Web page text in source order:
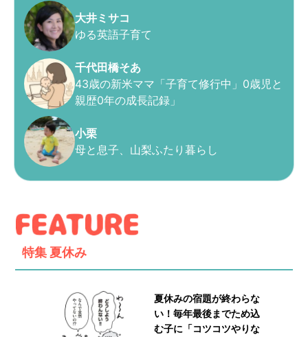
大井ミサコ
ゆる英語子育て
千代田橋そあ
43歳の新米ママ「子育て修行中」0歳児と
親歴0年の成長記録」
小栗
母と息子、山梨ふたり暮らし
特集 夏休み
夏休みの宿題が終わらな
い！毎年最後までため込
む子に「コツコツやりな